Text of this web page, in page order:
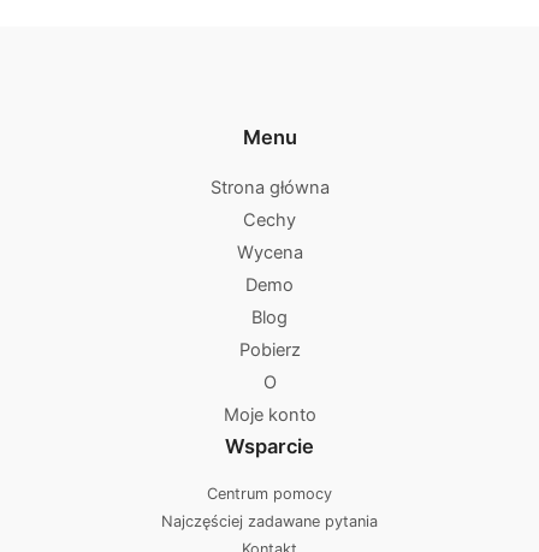
Menu
Strona główna
Cechy
Wycena
Demo
Blog
Pobierz
O
Moje konto
Wsparcie
Centrum pomocy
Najczęściej zadawane pytania